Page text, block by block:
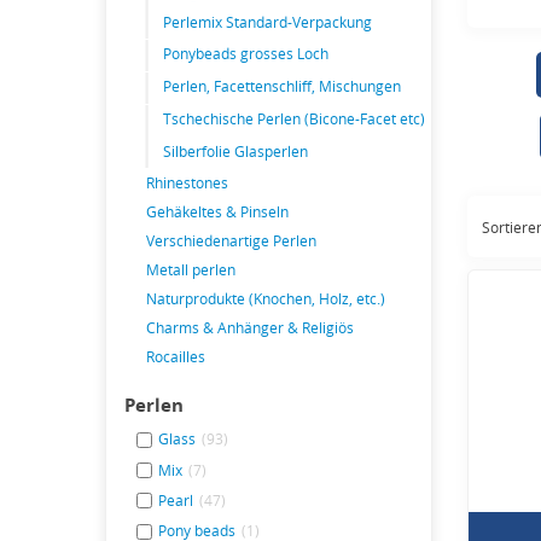
Perlemix Standard-Verpackung
Ponybeads grosses Loch
Perlen, Facettenschliff, Mischungen
Tschechische Perlen (Bicone-Facet etc)
Silberfolie Glasperlen
Rhinestones
Gehäkeltes & Pinseln
Verschiedenartige Perlen
Metall perlen
Naturprodukte (Knochen, Holz, etc.)
Charms & Anhänger & Religiös
Rocailles
Perlen
Glass (93)
Mix (7)
Pearl (47)
Pony beads (1)